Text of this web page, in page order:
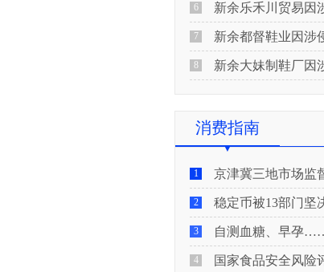
6 新余乐禾川贸易因涉销售
7 新余都督鞋业因涉侵
8 新余大妹制鞋厂因涉生产侵
消费指南
1 京津冀三地市场监督管理部门
2 稳定币被13部门坚决叫
3 自测血糖、早孕……体外诊
4 国家食品安全风险评估中心关于预防